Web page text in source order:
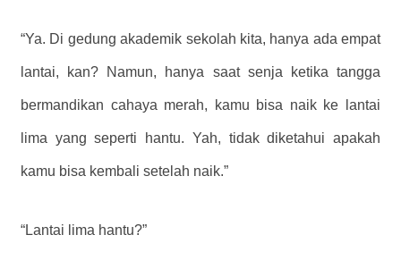
“Ya. Di gedung akademik sekolah kita, hanya ada empat
lantai, kan? Namun, hanya saat senja ketika tangga
bermandikan cahaya merah, kamu bisa naik ke lantai
lima yang seperti hantu. Yah, tidak diketahui apakah
kamu bisa kembali setelah naik.”
“Lantai lima hantu?”